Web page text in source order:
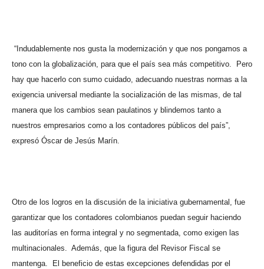
“Indudablemente nos gusta la modernización y que nos pongamos a
tono con la globalización, para que el país sea más competitivo.
Pero
hay que hacerlo con sumo cuidado, adecuando nuestras normas a la
exigencia universal mediante la socialización de las mismas, de tal
manera que los cambios sean paulatinos y blindemos tanto a
nuestros empresarios como a los contadores públicos del país”,
expresó Óscar de Jesús Marín.
Otro de los logros en la discusión de la iniciativa gubernamental, fue
garantizar que los contadores colombianos puedan seguir haciendo
las auditorías en forma integral y no segmentada, como exigen las
multinacionales. Además, que la figura del Revisor Fiscal se
mantenga.
El beneficio de estas excepciones defendidas por el